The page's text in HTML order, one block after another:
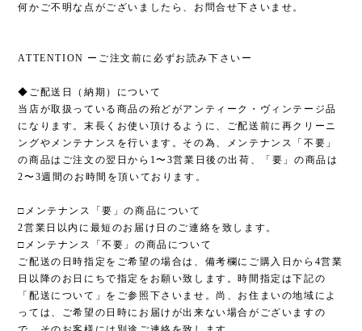
何かご不明な点がございましたら、お問合せ下さいませ。
ATTENTION ーご注文前に必ずお読み下さいー
◆ご配送日（納期）について
当店が取扱っている商品の殆どがアンティーク・ヴィンテージ品
になります。末長くお使い頂けるように、ご配送前に再クリーニ
ングやメンテナンスを行います。その為、メンテナンス「不要」
の商品はご注文の翌日から1〜3営業日後の出荷、「要」の商品は
2〜3週間のお時間を頂いております。
□メンテナンス「要」の商品について
2営業日以内に最短のお届け日のご連絡を致します。
□メンテナンス「不要」の商品について
ご配送の日時指定をご希望の場合は、備考欄にご購入日から4営業
日以降のお日にちで指定をお願い致します。時間指定は下記の
「配送について」をご参照下さいませ。尚、お住まいの地域によ
っては、ご希望の日時にお届けが出来ない場合がございますの